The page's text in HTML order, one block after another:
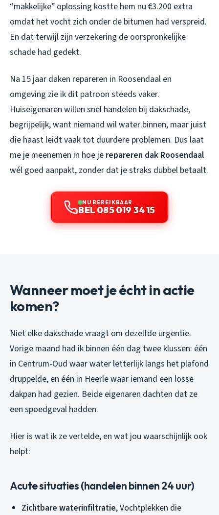
“makkelijke” oplossing kostte hem nu €3.200 extra
omdat het vocht zich onder de bitumen had verspreid.
En dat terwijl zijn verzekering de oorspronkelijke
schade had gedekt.
Na 15 jaar daken repareren in Roosendaal en
omgeving zie ik dit patroon steeds vaker.
Huiseigenaren willen snel handelen bij dakschade,
begrijpelijk, want niemand wil water binnen, maar juist
die haast leidt vaak tot duurdere problemen. Dus laat
me je meenemen in hoe je repareren dak Roosendaal
wél goed aanpakt, zonder dat je straks dubbel betaalt.
NU BEREIKBAAR
BEL 085 019 34 15
Wanneer moet je écht in actie
komen?
Niet elke dakschade vraagt om dezelfde urgentie.
Vorige maand had ik binnen één dag twee klussen: één
in Centrum-Oud waar water letterlijk langs het plafond
druppelde, en één in Heerle waar iemand een losse
dakpan had gezien. Beide eigenaren dachten dat ze
een spoedgeval hadden.
Hier is wat ik ze vertelde, en wat jou waarschijnlijk ook
helpt:
Acute situaties (handelen binnen 24 uur)
Zichtbare waterinfiltratie, Vochtplekken die